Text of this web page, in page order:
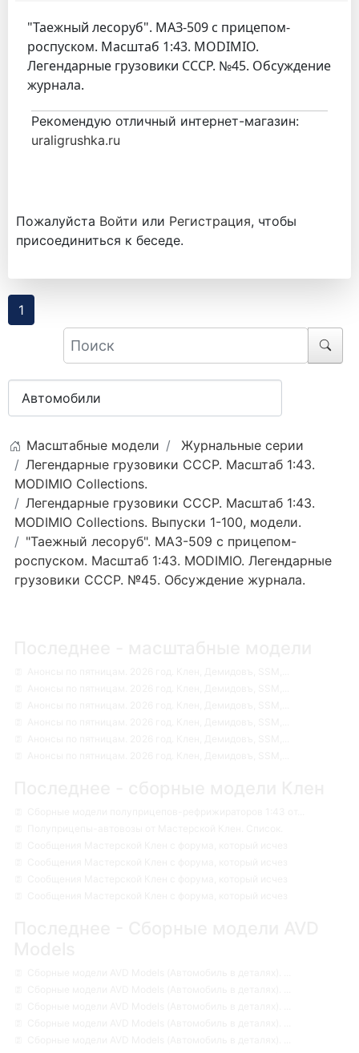
"Таежный лесоруб". МАЗ-509 с прицепом-
роспуском. Масштаб 1:43. MODIMIO.
Легендарные грузовики СССР. №45. Обсуждение
журнала.
Рекомендую отличный интернет-магазин:
uraligrushka.ru
Пожалуйста Войти или Регистрация, чтобы
присоединиться к беседе.
1
Масштабные модели
Журнальные серии
Легендарные грузовики СССР. Масштаб 1:43.
MODIMIO Collections.
Легендарные грузовики СССР. Масштаб 1:43.
MODIMIO Collections. Выпуски 1-100, модели.
"Таежный лесоруб". МАЗ-509 с прицепом-
роспуском. Масштаб 1:43. MODIMIO. Легендарные
грузовики СССР. №45. Обсуждение журнала.